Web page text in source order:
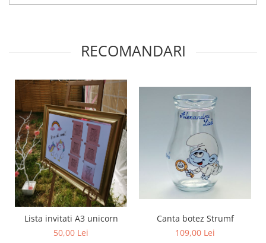
RECOMANDARI
Lista invitati A3 unicorn
50,00 Lei
Canta botez Strumf
109,00 Lei